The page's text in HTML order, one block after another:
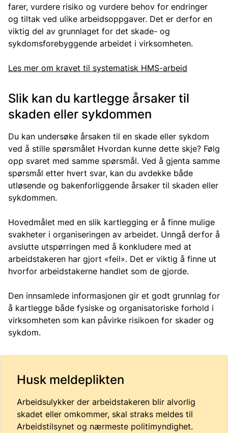
farer, vurdere risiko og vurdere behov for endringer
og tiltak ved ulike arbeidsoppgaver. Det er derfor en
viktig del av grunnlaget for det skade- og
sykdomsforebyggende arbeidet i virksomheten.
Les mer om kravet til systematisk HMS-arbeid
Slik kan du kartlegge årsaker til
skaden eller sykdommen
Du kan undersøke årsaken til en skade eller sykdom
ved å stille spørsmålet Hvordan kunne dette skje? Følg
opp svaret med samme spørsmål. Ved å gjenta samme
spørsmål etter hvert svar, kan du avdekke både
utløsende og bakenforliggende årsaker til skaden eller
sykdommen.
Hovedmålet med en slik kartlegging er å finne mulige
svakheter i organiseringen av arbeidet. Unngå derfor å
avslutte utspørringen med å konkludere med at
arbeidstakeren har gjort «feil». Det er viktig å finne ut
hvorfor arbeidstakerne handlet som de gjorde.
Den innsamlede informasjonen gir et godt grunnlag for
å kartlegge både fysiske og organisatoriske forhold i
virksomheten som kan påvirke risikoen for skader og
sykdom.
Husk meldeplikten
Arbeidsulykker der arbeidstakeren blir alvorlig
skadet eller omkommer, skal straks meldes til
Arbeidstilsynet og nærmeste politimyndighet.